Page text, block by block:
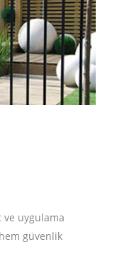
uygulama
güvenlik